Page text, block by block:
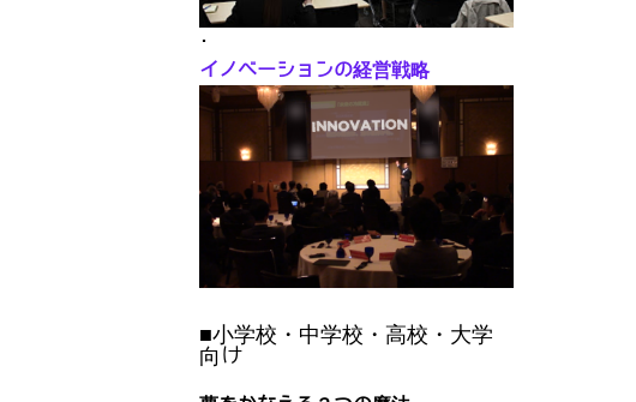
･
イノベーションの経営戦略
■小学校・中学校・高校・大学
向け